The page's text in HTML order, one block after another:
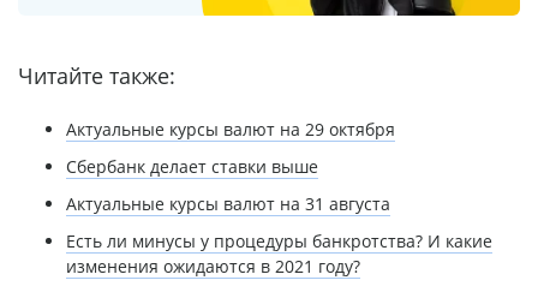
Читайте также:
Актуальные курсы валют на 29 октября
Сбербанк делает ставки выше
Актуальные курсы валют на 31 августа
Есть ли минусы у процедуры банкротства? И какие
изменения ожидаются в 2021 году?